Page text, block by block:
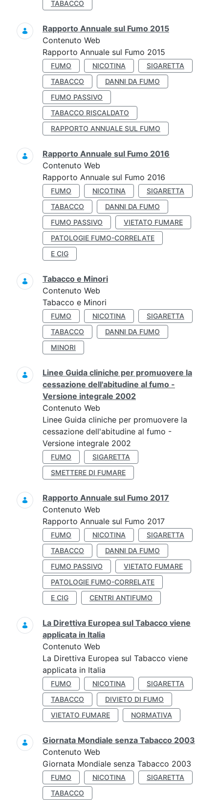
TABACCO
Rapporto Annuale sul Fumo 2015
Contenuto Web
Rapporto Annuale sul Fumo 2015
FUMO NICOTINA
SIGARETTA
TABACCO
DANNI DA FUMO
FUMO PASSIVO
TABACCO RISCALDATO
RAPPORTO ANNUALE SUL FUMO
Rapporto Annuale sul Fumo 2016
Contenuto Web
Rapporto Annuale sul Fumo 2016
FUMO NICOTINA
SIGARETTA
TABACCO
DANNI DA FUMO
FUMO PASSIVO
VIETATO FUMARE
PATOLOGIE FUMO-CORRELATE
E CIG
Tabacco e Minori
Contenuto Web
Tabacco e Minori
FUMO NICOTINA
SIGARETTA
TABACCO
DANNI DA FUMO
MINORI
Linee Guida cliniche per promuovere la
cessazione dell'abitudine al fumo -
Versione integrale 2002
Contenuto Web
Linee Guida cliniche per promuovere la
cessazione dell'abitudine al fumo -
Versione integrale 2002
FUMO
SIGARETTA
SMETTERE DI FUMARE
Rapporto Annuale sul Fumo 2017
Contenuto Web
Rapporto Annuale sul Fumo 2017
FUMO NICOTINA
SIGARETTA
TABACCO
DANNI DA FUMO
FUMO PASSIVO
VIETATO FUMARE
PATOLOGIE FUMO-CORRELATE
E CIG
CENTRI ANTIFUMO
La Direttiva Europea sul Tabacco viene
applicata in Italia
Contenuto Web
La Direttiva Europea sul Tabacco viene
applicata in Italia
FUMO NICOTINA
SIGARETTA
TABACCO
DIVIETO DI FUMO
VIETATO FUMARE
NORMATIVA
Giornata Mondiale senza Tabacco 2003
Contenuto Web
Giornata Mondiale senza Tabacco 2003
FUMO NICOTINA
SIGARETTA
TABACCO